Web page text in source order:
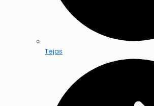
Tejas